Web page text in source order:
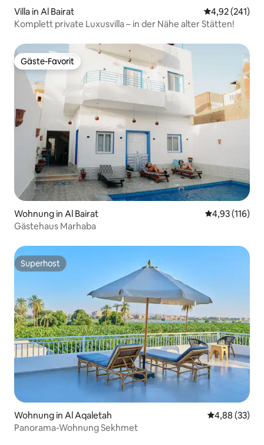
Villa in Al Bairat
4,92 (241)
Komplett private Luxusvilla – in der Nähe alter Stätten!
Gäste-Favorit
Gäste-Favorit
Wohnung in Al Bairat
4,93 (116)
Gästehaus Marhaba
Superhost
Superhost
Wohnung in Al Aqaletah
4,88 (33)
Panorama-Wohnung Sekhmet